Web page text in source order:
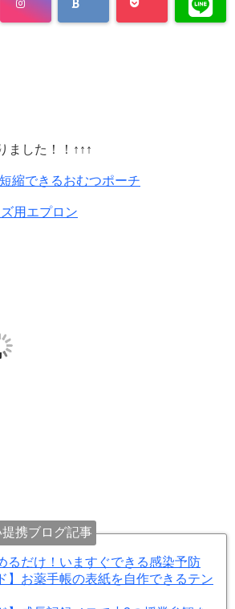
ました！！↑↑↑
縮できるおむつポーチ
用エプロン
携ブログ記事
るだけ！いますぐできる感染予防
】お薬手帳の表紙を自作できるテン